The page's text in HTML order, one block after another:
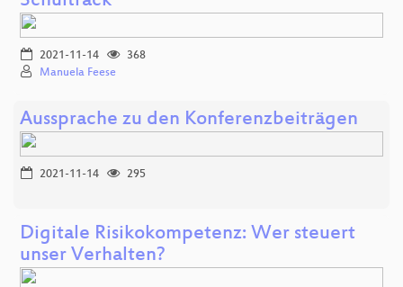
2021-11-14
368
Manuela Feese
Aussprache zu den Konferenzbeiträgen
2021-11-14 295
Digitale Risikokompetenz: Wer steuert
unser Verhalten?